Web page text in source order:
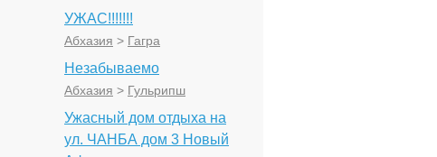
УЖАС!!!!!!!
Абхазия > Гагра
Незабываемо
Абхазия > Гульрипш
Ужасный дом отдыха на
ул. ЧАНБА дом 3 Новый